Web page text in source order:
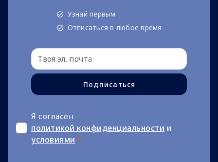
Узнай первым
Отписаться в любое время
Подписаться
Я согласен
политикой конфиденциальности и
условиями *